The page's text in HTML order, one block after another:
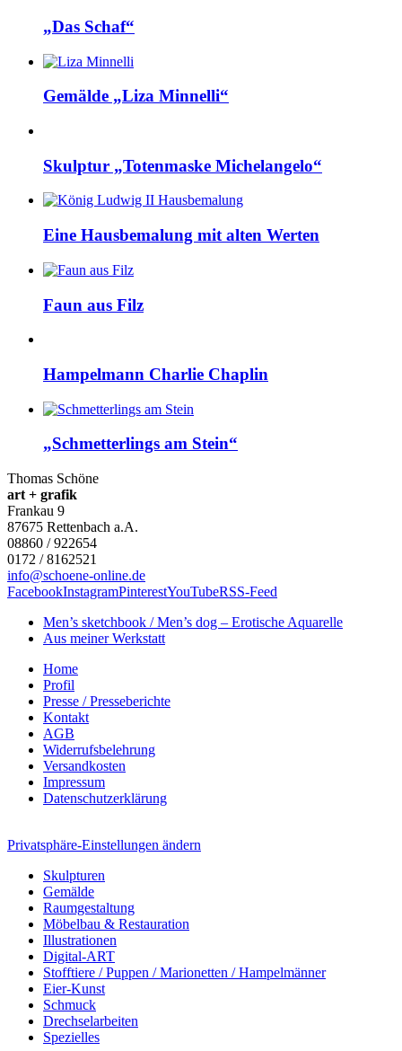
„Das Schaf“
Gemälde „Liza Minnelli“
Skulptur „Totenmaske Michelangelo“
Eine Hausbemalung mit alten Werten
Faun aus Filz
Hampelmann Charlie Chaplin
„Schmetterlings am Stein“
Thomas Schöne
art + grafik
Frankau 9
87675 Rettenbach a.A.
08860 / 922654
0172 / 8162521
info@schoene-online.de
FacebookInstagramPinterestYouTubeRSS-Feed
Men’s sketchbook / Men’s dog – Erotische Aquarelle
Aus meiner Werkstatt
Home
Profil
Presse / Presseberichte
Kontakt
AGB
Widerrufsbelehrung
Versandkosten
Impressum
Datenschutzerklärung
Privatsphäre-Einstellungen ändern
Skulpturen
Gemälde
Raumgestaltung
Möbelbau & Restauration
Illustrationen
Digital-ART
Stofftiere / Puppen / Marionetten / Hampelmänner
Eier-Kunst
Schmuck
Drechselarbeiten
Spezielles